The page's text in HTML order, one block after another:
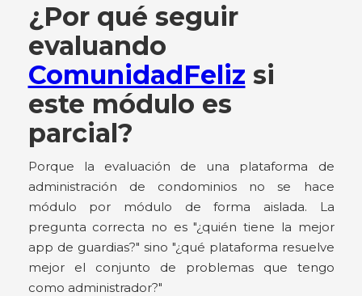
¿Por qué seguir
evaluando
ComunidadFeliz si
este módulo es
parcial?
Porque la evaluación de una plataforma de
administración de condominios no se hace
módulo por módulo de forma aislada. La
pregunta correcta no es "¿quién tiene la mejor
app de guardias?" sino "¿qué plataforma resuelve
mejor el conjunto de problemas que tengo
como administrador?"